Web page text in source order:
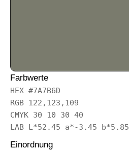
Farbwerte
HEX #7A7B6D
RGB 122,123,109
CMYK 30 10 30 40
LAB L*52.45 a*-3.45 b*5.85
Einordnung